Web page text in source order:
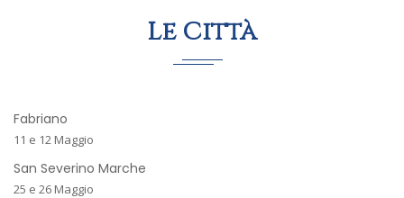
Le Città
Fabriano
11 e 12 Maggio
San Severino Marche
25 e 26 Maggio